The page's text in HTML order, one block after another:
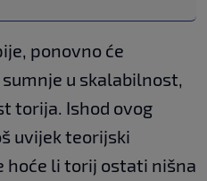
ponovno će
u skalabilnost,
torija. Ishod ovog
uvijek teorijski
li torij ostati nišna